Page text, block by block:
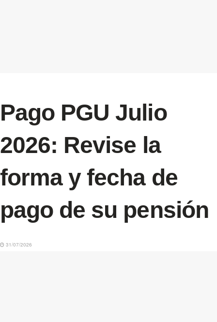
Pago PGU Julio
2026: Revise la
forma y fecha de
pago de su pensión
31/07/2026